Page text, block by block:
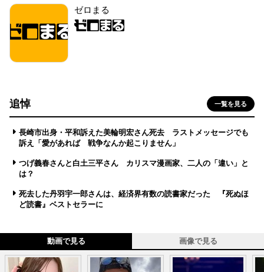
ゼロまる
追悼 一覧を見る
長崎市出身・平和訴えた美輪明宏さん死去 ラストメッセージでも
訴え「愛があれば 戦争なんか起こりません」
つげ義春さんと白土三平さん カリスマ漫画家、二人の「違い」と
は？
死去した丹羽宇一郎さんは、経済界有数の読書家だった 『死ぬほ
ど読書』ベストセラーに
動画で見る 画像で見る